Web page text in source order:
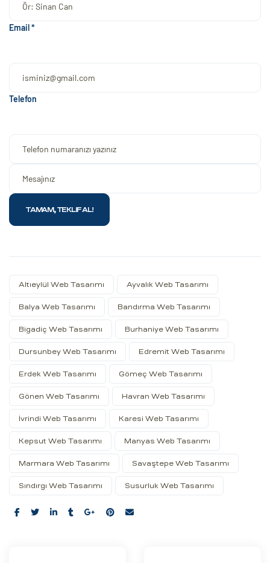
Email *
Telefon
Altıeylül Web Tasarımı Ayvalık Web Tasarımı
Balya Web Tasarımı Bandırma Web Tasarımı
Bigadiç Web Tasarımı Burhaniye Web Tasarımı
Dursunbey Web Tasarımı Edremit Web Tasarımı
Erdek Web Tasarımı Gömeç Web Tasarımı
Gönen Web Tasarımı Havran Web Tasarımı
İvrindi Web Tasarımı Karesi Web Tasarımı
Kepsut Web Tasarımı Manyas Web Tasarımı
Marmara Web Tasarımı Savaştepe Web Tasarımı
Sındırgı Web Tasarımı Susurluk Web Tasarımı
Share: